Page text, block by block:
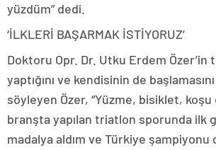
yüzdüm” dedi.
‘İLKLERİ BAŞARMAK İSTİYORUZ’
Doktoru Opr. Dr. Utku Erdem
yaptığını ve kendisinin de başlamasını
söyleyen Özer, “Yüzme, bisiklet,
branşta yapılan triatlon sporunda ilk
madalya aldım ve Türkiye şampiyonu